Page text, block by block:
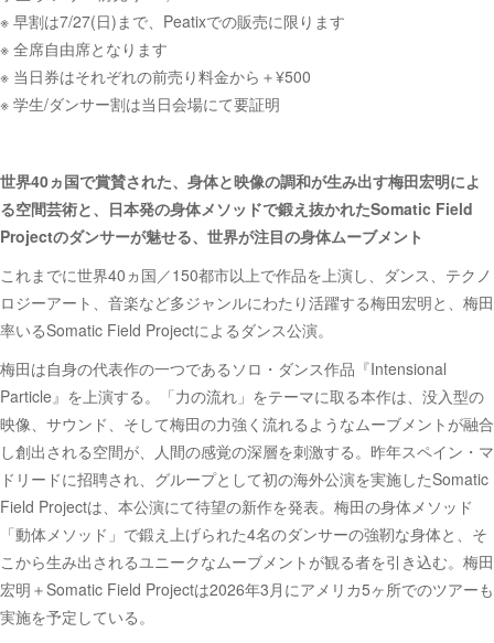
※ 早割は7/27(日)まで、Peatixでの販売に限ります
※ 全席自由席となります
※ 当日券はそれぞれの前売り料金から＋¥500
※ 学生/ダンサー割は当日会場にて要証明
世界40ヵ国で賞賛された、身体と映像の調和が生み出す梅田宏明によ
る空間芸術と、日本発の身体メソッドで鍛え抜かれたSomatic Field
Projectのダンサーが魅せる、世界が注目の身体ムーブメント
これまでに世界40ヵ国／150都市以上で作品を上演し、ダンス、テクノ
ロジーアート、音楽など多ジャンルにわたり活躍する梅田宏明と、梅田
率いるSomatic Field Projectによるダンス公演。
梅田は自身の代表作の一つであるソロ・ダンス作品『Intensional
Particle』を上演する。「力の流れ」をテーマに取る本作は、没入型の
映像、サウンド、そして梅田の力強く流れるようなムーブメントが融合
し創出される空間が、人間の感覚の深層を刺激する。昨年スペイン・マ
ドリードに招聘され、グループとして初の海外公演を実施したSomatic
Field Projectは、本公演にて待望の新作を発表。梅田の身体メソッド
「動体メソッド」で鍛え上げられた4名のダンサーの強靭な身体と、そ
こから生み出されるユニークなムーブメントが観る者を引き込む。梅田
宏明＋Somatic Field Projectは2026年3月にアメリカ5ヶ所でのツアーも
実施を予定している。